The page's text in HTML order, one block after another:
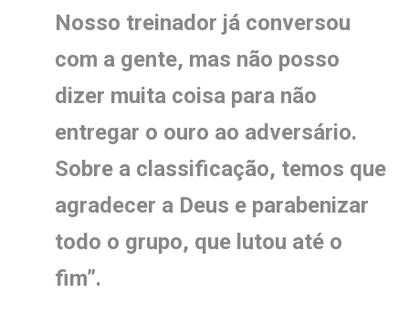
Nosso treinador já conversou
com a gente, mas não posso
dizer muita coisa para não
entregar o ouro ao adversário.
Sobre a classificação, temos que
agradecer a Deus e parabenizar
todo o grupo, que lutou até o
fim”.